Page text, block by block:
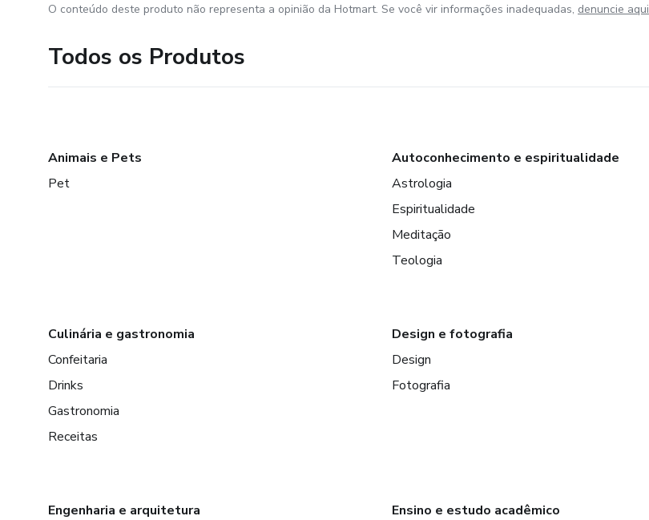
O conteúdo deste produto não representa a opinião da Hotmart. Se você vir informações inadequadas, denuncie aqui
Todos os Produtos
Animais e Pets
Pet
Autoconhecimento e espiritualidade
Astrologia
Espiritualidade
Meditação
Teologia
Culinária e gastronomia
Confeitaria
Drinks
Gastronomia
Receitas
Design e fotografia
Design
Fotografia
Engenharia e arquitetura
Ensino e estudo acadêmico